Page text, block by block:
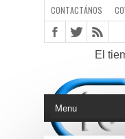
CONTACTÁNOS
El